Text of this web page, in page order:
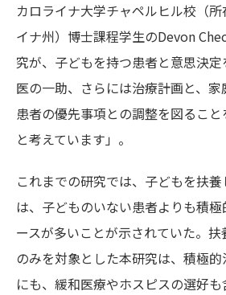
カロライナ大学チャペルヒル校（
イナ州）博士課程学生のDevon
究が、子どもを持つ患者と意思決
医の一助、さらには治療計画と、
患者の優先事項との調整を図るこ
と考えています」。
これまでの研究では、子どもを扶
は、子どものいない患者よりも積
ースが多いことが示されていた。
のみを対象とした本研究は、積極
にも、緩和医療やホスピスの選好